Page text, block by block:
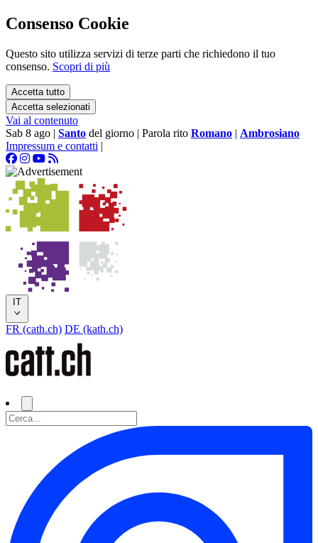
Consenso Cookie
Questo sito utilizza servizi di terze parti che richiedono il tuo
consenso. Scopri di più
Accetta tutto
Accetta selezionati
Vai al contenuto
Sab 8 ago | Santo del giorno | Parola rito Romano | Ambrosiano
Impressum e contatti |
IT
FR (cath.ch) DE (kath.ch)